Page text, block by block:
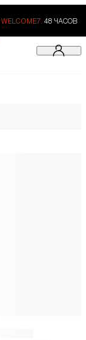
WELCOME7. 48 ЧАСОВ